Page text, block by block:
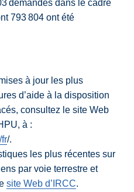
demandes dans le cadre
793 804 ont été
à jour les plus
d’aide à la disposition
consultez le site Web
à :
/.
les plus récentes sur
par voie terrestre et
site Web d’IRCC.